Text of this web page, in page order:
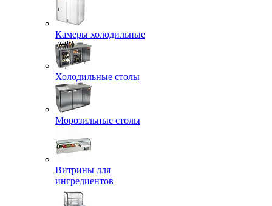
Камеры холодильные
Холодильные столы
Морозильные столы
Витрины для
ингредиентов